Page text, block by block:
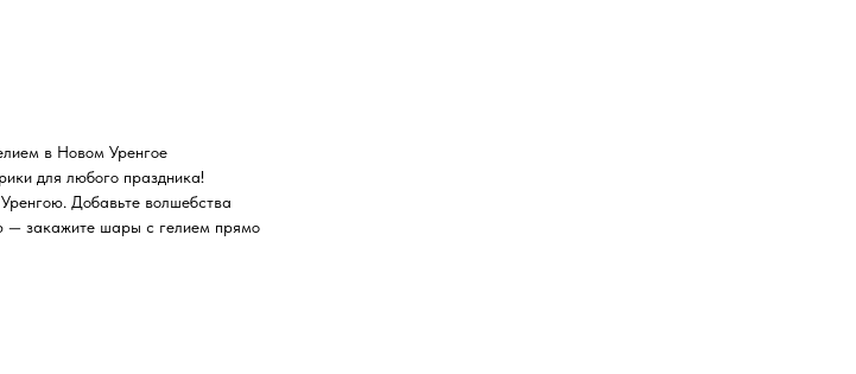
в Новом Уренгое
для любого праздника!
Добавьте волшебства
— закажите шары с гелием прямо